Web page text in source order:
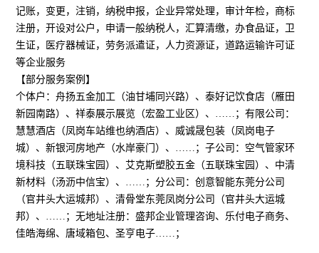
记账，变更，注销，纳税申报，企业异常处理，审计年检，商标
注册，开设对公户，申请一般纳税人，汇算清缴，办食品证，卫
生证，医疗器械证，劳务派遣证，人力资源证，道路运输许可证
等企业服务
【部分服务案例】
个体户：舟扬五金加工（油甘埔同兴路）、泰好记饮食店（雁田
新园南路）、祥泰展示展览（宏盈工业区）、……；有限公司：
慧慧酒店（凤岗车站维也纳酒店）、威诚晟包装（凤岗电子
城）、新银河房地产（水岸豪门）、……；子公司：空气管家环
境科技（五联珠宝园）、艾克斯塑胶五金（五联珠宝园）、中清
新材料（汤沥中信宝）、……；分公司：创意智能东莞分公司
（官井头大运城邦）、清骨堂东莞凤岗分公司（官井头大运城
邦）、……；无地址注册：盛邦企业管理咨询、乐付电子商务、
佳皓海绵、唐域箱包、圣亨电子……；